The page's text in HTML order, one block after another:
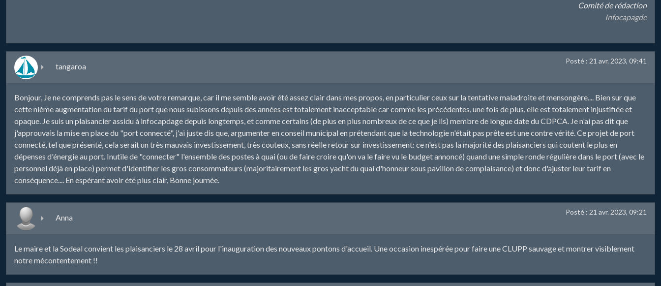
Comité de rédaction
Infocapagde
tangaroa
Posté : 21 avr. 2023, 09:41
Bonjour, Je ne comprends pas le sens de votre remarque, car il me semble avoir été assez clair dans mes propos, en particulier ceux sur la tentative maladroite et mensongère.... Bien sur que
cette nième augmentation du tarif du port que nous subissons depuis des années est totalement inacceptable car comme les précédentes, une fois de plus, elle est totalement injustifiée et
opaque. Je suis un plaisancier assidu à infocapdage depuis longtemps, et comme certains (de plus en plus nombreux de ce que je lis) membre de longue date du CDPCA. Je n'ai pas dit que
j'approuvais la mise en place du "port connecté", j'ai juste dis que, argumenter en conseil municipal en prétendant que la technologie n'était pas prête est une contre vérité. Ce projet de port
connecté, tel que présenté, cela serait un très mauvais investissement, très couteux, sans réelle retour sur investissement: ce n'est pas la majorité des plaisanciers qui coutent le plus en
dépenses d'énergie au port. Inutile de "connecter" l'ensemble des postes à quai (ou de faire croire qu'on va le faire vu le budget annoncé) quand une simple ronde régulière dans le port (avec le
personnel déjà en place) permet d'identifier les gros consommateurs (majoritairement les gros yacht du quai d'honneur sous pavillon de complaisance) et donc d'ajuster leur tarif en
conséquence.... En espérant avoir été plus clair, Bonne journée.
Anna
Posté : 21 avr. 2023, 09:21
Le maire et la Sodeal convient les plaisanciers le 28 avril pour l'inauguration des nouveaux pontons d'accueil. Une occasion inespérée pour faire une CLUPP sauvage et montrer visiblement
notre mécontentement !!